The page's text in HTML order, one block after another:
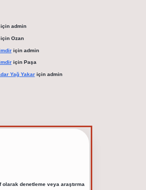
admin
Ozan
için admin
için Paşa
Yağ Yakariçin admin
denetleme veya araştırma